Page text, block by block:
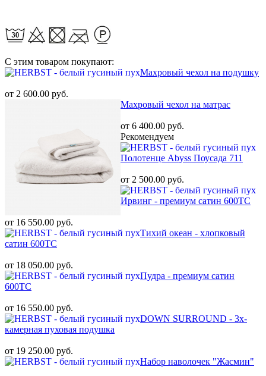
С этим товаром покупают:
Махровый чехол на подушку
от 2 600.00 руб.
Махровый чехол на матрас
от 6 400.00 руб.
Рекомендуем
Полотенце Abyss Поусада 711
от 2 500.00 руб.
Ирвинг - премиум сатин 600ТС
от 16 550.00 руб.
Тихий океан - хлопковый
сатин 600ТС
от 18 050.00 руб.
Пудра - премиум сатин
600ТС
от 16 550.00 руб.
DOWN SURROUND - 3х-
камерная пуховая подушка
от 19 250.00 руб.
Набор наволочек "Жасмин"